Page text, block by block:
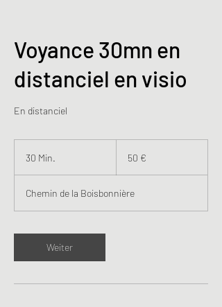
Voyance 30mn en
distanciel en visio
En distanciel
30 Min.
i
n
50 €
Chemin de la Boisbonnière
Weiter